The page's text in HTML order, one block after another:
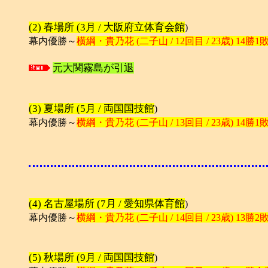
(2) 春場所 (3月 / 大阪府立体育会館)
幕内優勝～横綱・貴乃花 (二子山 / 12回目 / 23歳) 14勝1敗
元大関霧島が引退
(3) 夏場所 (5月 / 両国国技館)
幕内優勝～横綱・貴乃花 (二子山 / 13回目 / 23歳) 14勝1敗
(4) 名古屋場所 (7月 / 愛知県体育館)
幕内優勝～横綱・貴乃花 (二子山 / 14回目 / 23歳) 13勝2敗
(5) 秋場所 (9月 / 両国国技館)